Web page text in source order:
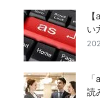
い
読